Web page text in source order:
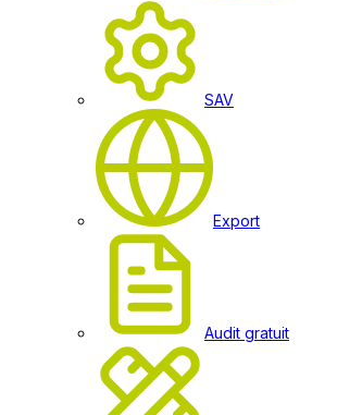
SAV
Export
Audit gratuit